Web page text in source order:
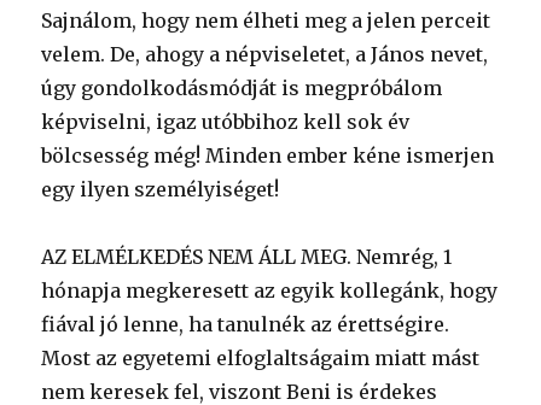
Sajnálom, hogy nem élheti meg a jelen perceit
velem. De, ahogy a népviseletet, a János nevet,
úgy gondolkodásmódját is megpróbálom
képviselni, igaz utóbbihoz kell sok év
bölcsesség még! Minden ember kéne ismerjen
egy ilyen személyiséget!
AZ ELMÉLKEDÉS NEM ÁLL MEG. Nemrég, 1
hónapja megkeresett az egyik kollegánk, hogy
fiával jó lenne, ha tanulnék az érettségire.
Most az egyetemi elfoglaltságaim miatt mást
nem keresek fel, viszont Beni is érdekes